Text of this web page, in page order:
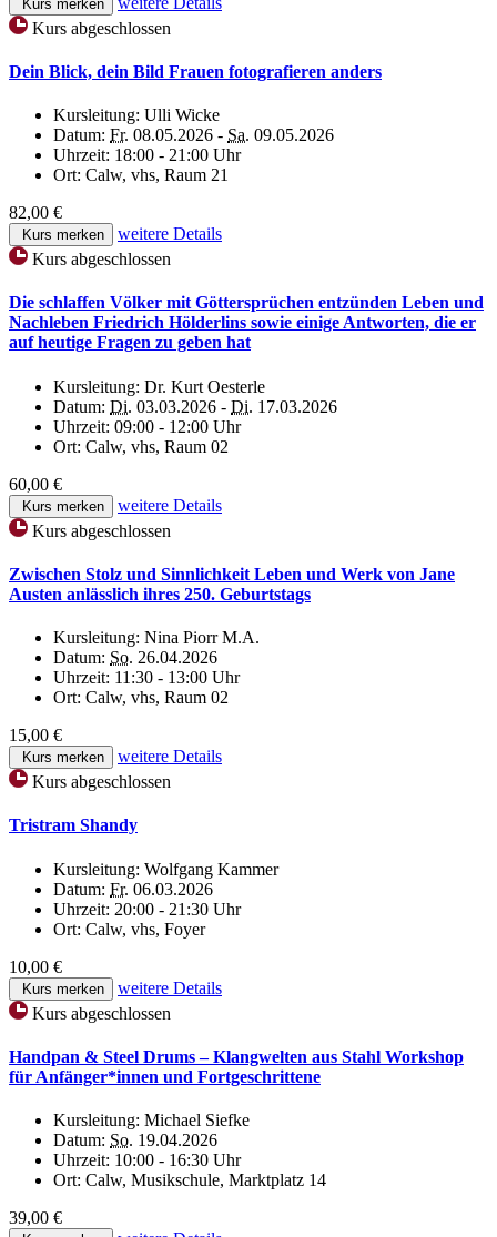
Kurs merken
Kurs abgeschlossen
Dein Blick, dein Bild Frauen fotografieren anders
Kursleitung: Ulli Wicke
Datum: Fr. 08.05.2026 - Sa. 09.05.2026
Uhrzeit: 18:00 - 21:00 Uhr
Ort: Calw, vhs, Raum 21
82,00 €
Kurs merken
weitere Details
Kurs abgeschlossen
Die schlaffen Völker mit Göttersprüchen entzünden Leben und
Nachleben Friedrich Hölderlins sowie einige Antworten, die er
auf heutige Fragen zu geben hat
Kursleitung: Dr. Kurt Oesterle
Datum: Di. 03.03.2026 - Di. 17.03.2026
Uhrzeit: 09:00 - 12:00 Uhr
Ort: Calw, vhs, Raum 02
60,00 €
Kurs merken
weitere Details
Kurs abgeschlossen
Zwischen Stolz und Sinnlichkeit Leben und Werk von Jane
Austen anlässlich ihres 250. Geburtstags
Kursleitung: Nina Piorr M.A.
Datum: So. 26.04.2026
Uhrzeit: 11:30 - 13:00 Uhr
Ort: Calw, vhs, Raum 02
15,00 €
Kurs merken
weitere Details
Kurs abgeschlossen
Tristram Shandy
Kursleitung: Wolfgang Kammer
Datum: Fr. 06.03.2026
Uhrzeit: 20:00 - 21:30 Uhr
Ort: Calw, vhs, Foyer
10,00 €
Kurs merken
weitere Details
Kurs abgeschlossen
Handpan & Steel Drums – Klangwelten aus Stahl Workshop
für Anfänger*innen und Fortgeschrittene
Kursleitung: Michael Siefke
Datum: So. 19.04.2026
Uhrzeit: 10:00 - 16:30 Uhr
Ort: Calw, Musikschule, Marktplatz 14
39,00 €